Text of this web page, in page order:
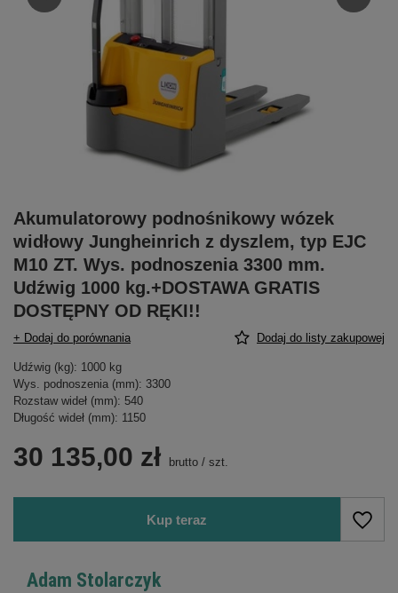
Akumulatorowy podnośnikowy wózek
widłowy Jungheinrich z dyszlem, typ EJC
M10 ZT. Wys. podnoszenia 3300 mm.
Udźwig 1000 kg.+DOSTAWA GRATIS
DOSTĘPNY OD RĘKI!!
+ Dodaj do porównania Dodaj do listy zakupowej
Udźwig (kg): 1000 kg
Wys. podnoszenia (mm): 3300
Rozstaw wideł (mm): 540
Długość wideł (mm): 1150
30 135,00 zł brutto / szt.
Kup teraz
Adam Stolarczyk